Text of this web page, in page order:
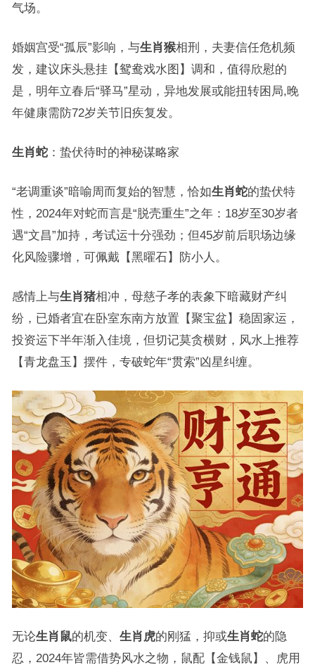
气场。
婚姻宫受“孤辰”影响，与生肖猴相刑，夫妻信任危机频
发，建议床头悬挂【鸳鸯戏水图】调和，值得欣慰的
是，明年立春后“驿马”星动，异地发展或能扭转困局,晚
年健康需防72岁关节旧疾复发。
生肖蛇：蛰伏待时的神秘谋略家
“老调重谈”暗喻周而复始的智慧，恰如生肖蛇的蛰伏特
性，2024年对蛇而言是“脱壳重生”之年：18岁至30岁者
遇“文昌”加持，考试运十分强劲；但45岁前后职场边缘
化风险骤增，可佩戴【黑曜石】防小人。
感情上与生肖猪相冲，母慈子孝的表象下暗藏财产纠
纷，已婚者宜在卧室东南方放置【聚宝盆】稳固家运，
投资运下半年渐入佳境，但切记莫贪横财，风水上推荐
【青龙盘玉】摆件，专破蛇年“贯索”凶星纠缠。
无论生肖鼠的机变、 生肖虎的刚猛，抑或生肖蛇的隐
忍，2024年皆需借势风水之物，鼠配【金钱鼠】、虎用